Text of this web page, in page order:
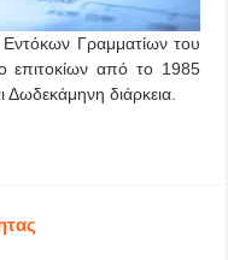
Εντόκων Γραμματίων του
επιτοκίων από το 1985
διάρκεια.